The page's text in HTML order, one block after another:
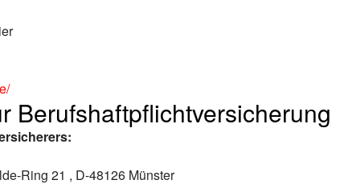
Berufs­haftpflicht­versicherung
Ring 21 , D-48126 Münster